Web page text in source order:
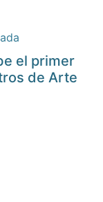
el primer
de Arte